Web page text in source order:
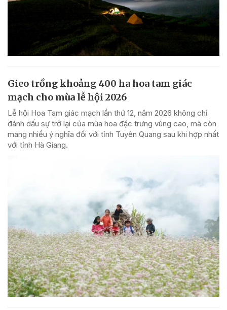
Gieo trồng khoảng 400 ha hoa tam giác
mạch cho mùa lễ hội 2026
Lễ hội Hoa Tam giác mạch lần thứ 12, năm 2026 không chỉ
đánh dấu sự trở lại của mùa hoa đặc trưng vùng cao, mà còn
mang nhiều ý nghĩa đối với tỉnh Tuyên Quang sau khi hợp nhất
với tỉnh Hà Giang.